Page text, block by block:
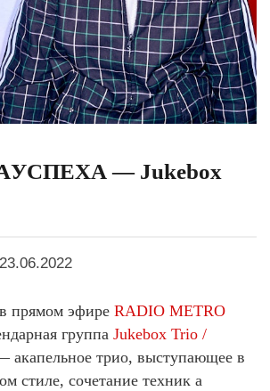
— Jukebox
23.06.2022
прямом эфире RADIO METRO
группа Jukebox Trio /
акапельное трио, выступающее в
стиле, сочетание техник а